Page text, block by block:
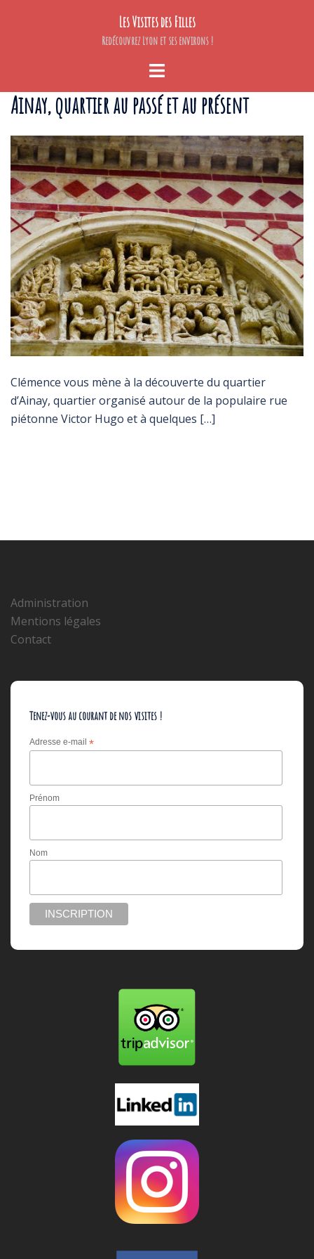
Les Visites des Filles
Redécouvrez Lyon et ses environs !
Ouvrir/fermer
le
menu
Ainay, quartier au passé et au présent
Clémence vous mène à la découverte du quartier
d’Ainay, quartier organisé autour de la populaire rue
piétonne Victor Hugo et à quelques […]
Administration
Mentions légales
Contact
Tenez-vous au courant de nos visites !
Adresse e-mail *
Prénom
Nom